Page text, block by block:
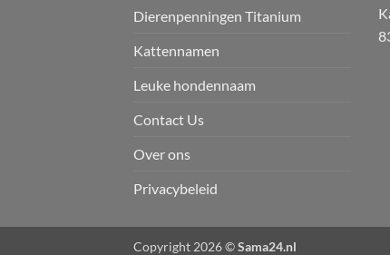
Dierenpenningen Titanium
Kattennamen
Leuke hondennaam
Contact Us
Over ons
Privacybeleid
Copyright 2026 ©Sama24.nl